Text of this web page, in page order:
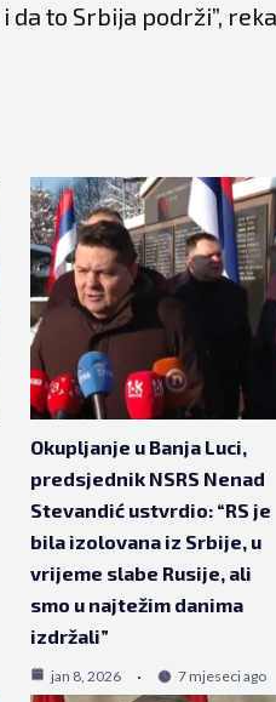
da to Srbija podrži”,
Okupljanje u Banja Luci,
predsjednik NSRS Nenad
Stevandić ustvrdio: “RS je
bila izolovana iz Srbije, u
vrijeme slabe Rusije, ali
smo u najtežim danima
izdržali”
jan 8, 2026 7 mjeseci ago